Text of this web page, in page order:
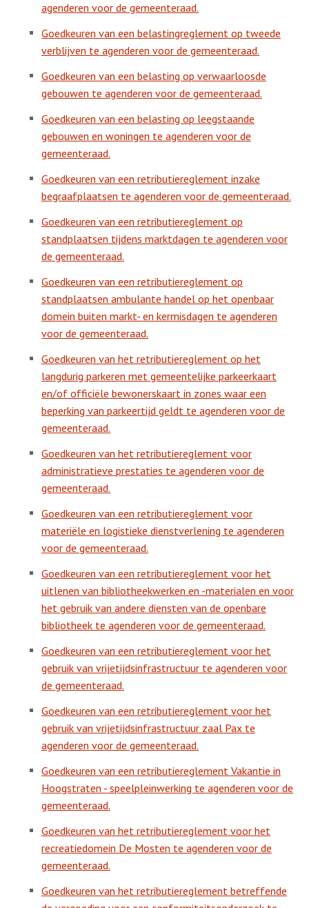
agenderen voor de gemeenteraad.
Goedkeuren van een belastingreglement op tweede
verblijven te agenderen voor de gemeenteraad.
Goedkeuren van een belasting op verwaarloosde
gebouwen te agenderen voor de gemeenteraad.
Goedkeuren van een belasting op leegstaande
gebouwen en woningen te agenderen voor de
gemeenteraad.
Goedkeuren van een retributiereglement inzake
begraafplaatsen te agenderen voor de gemeenteraad.
Goedkeuren van een retributiereglement op
standplaatsen tijdens marktdagen te agenderen voor
de gemeenteraad.
Goedkeuren van een retributiereglement op
standplaatsen ambulante handel op het openbaar
domein buiten markt- en kermisdagen te agenderen
voor de gemeenteraad.
Goedkeuren van het retributiereglement op het
langdurig parkeren met gemeentelijke parkeerkaart
en/of officiële bewonerskaart in zones waar een
beperking van parkeertijd geldt te agenderen voor de
gemeenteraad.
Goedkeuren van het retributiereglement voor
administratieve prestaties te agenderen voor de
gemeenteraad.
Goedkeuren van een retributiereglement voor
materiële en logistieke dienstverlening te agenderen
voor de gemeenteraad.
Goedkeuren van een retributiereglement voor het
uitlenen van bibliotheekwerken en -materialen en voor
het gebruik van andere diensten van de openbare
bibliotheek te agenderen voor de gemeenteraad.
Goedkeuren van een retributiereglement voor het
gebruik van vrijetijdsinfrastructuur te agenderen voor
de gemeenteraad.
Goedkeuren van een retributiereglement voor het
gebruik van vrijetijdsinfrastructuur zaal Pax te
agenderen voor de gemeenteraad.
Goedkeuren van een retributiereglement Vakantie in
Hoogstraten - speelpleinwerking te agenderen voor de
gemeenteraad.
Goedkeuren van het retributiereglement voor het
recreatiedomein De Mosten te agenderen voor de
gemeenteraad.
Goedkeuren van het retributiereglement betreffende